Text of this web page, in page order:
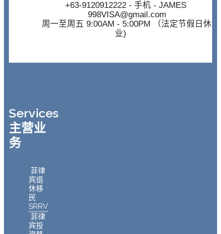
+63-9120912222- 手机 - JAMES
998VISA@gmail.com
周一至周五 9:00AM - 5:00PM （法定节假日休
业)
Services
主营业
务
菲律
宾退
休移
民
SRRV
菲律
宾投